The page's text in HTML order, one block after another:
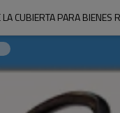
CUBIERTA PARA BIENES